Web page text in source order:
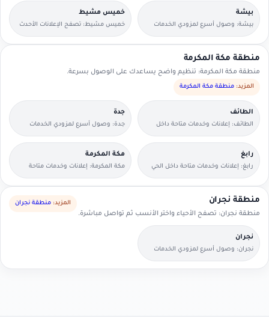
بيشة
بيشة: وصول أسرع لمزودي الخدمات
القريبين منك.
خميس مشيط
خميس مشيط: تصفح الإعلانات الأحدث
وقارن التفاصيل بسرعة.
منطقة مكة المكرمة
منطقة مكة المكرمة: تنظيم واضح يساعدك على الوصول بسرعة.
المزيد: منطقة مكة المكرمة
الطائف
الطائف: إعلانات وخدمات متاحة داخل
الحي مع وسائل تواصل مباشرة.
جدة
جدة: وصول أسرع لمزودي الخدمات
القريبين منك.
رابغ
رابغ: إعلانات وخدمات متاحة داخل الحي
مع وسائل تواصل مباشرة.
مكة المكرمة
مكة المكرمة: إعلانات وخدمات متاحة
داخل الحي مع وسائل تواصل مباشرة.
منطقة نجران
منطقة نجران: تصفح الأحياء واختر الأنسب ثم تواصل مباشرة.
المزيد: منطقة نجران
نجران
نجران: وصول أسرع لمزودي الخدمات
القريبين منك.